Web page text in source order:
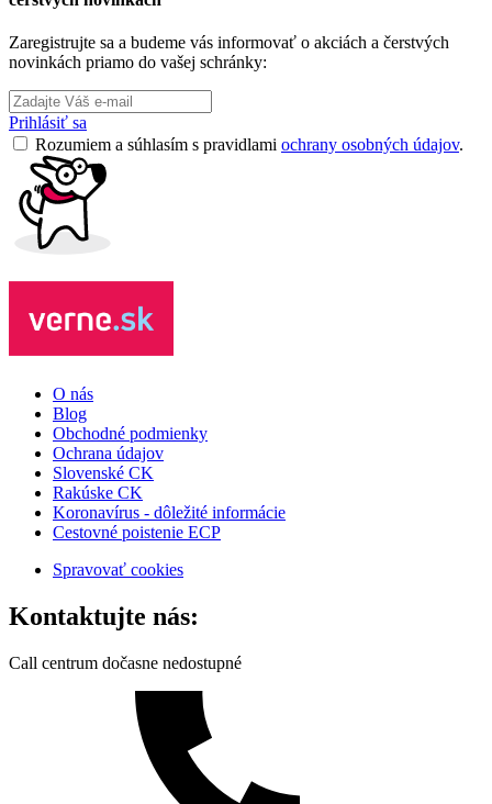
Zaregistrujte sa a budeme vás informovať o akciách a čerstvých
novinkách priamo do vašej schránky:
Prihlásiť sa
Rozumiem a súhlasím s pravidlami ochrany osobných údajov.
O nás
Blog
Obchodné podmienky
Ochrana údajov
Slovenské CK
Rakúske CK
Koronavírus - dôležité informácie
Cestovné poistenie ECP
Spravovať cookies
Kontaktujte nás:
Call centrum dočasne nedostupné